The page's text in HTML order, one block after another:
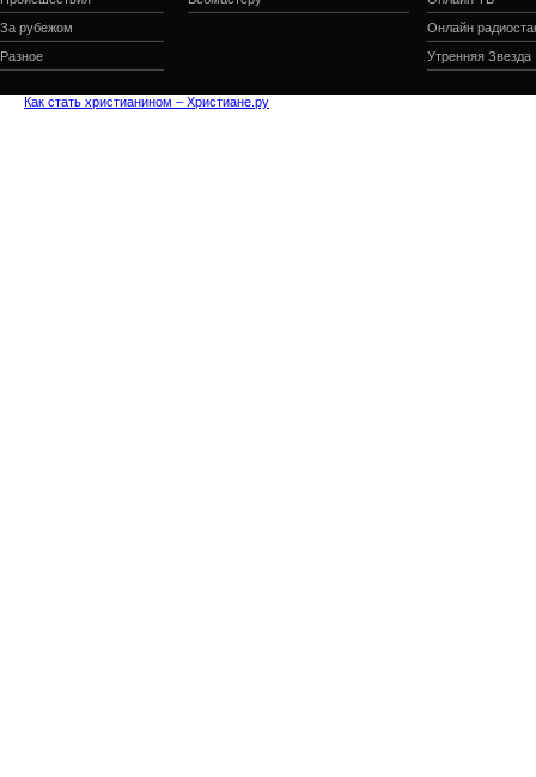
За рубежом
Разное
Онлайн
Утренняя Звезда
Как стать христианином – Христиане.ру